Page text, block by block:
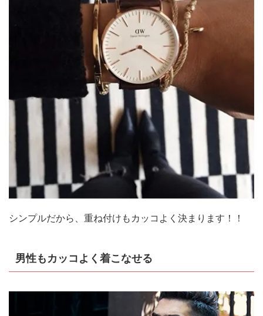
シンプルだから、重ね付けもカッコよく決まります！！
男性もカッコよく着こなせる